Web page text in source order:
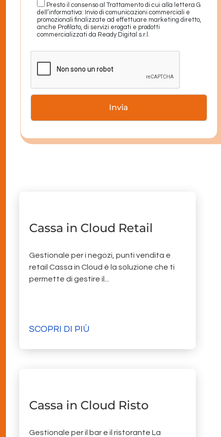
Presto il consenso al Trattamento di cui alla lettera G
dell’informativa: Invio di comunicazioni commerciali e
promozionali finalizzate ad effettuare marketing diretto,
anche Profilato, di servizi erogati e prodotti
commercializzati da Ready Digital s.r.l.
Cassa in Cloud Retail
Gestionale per i negozi, punti vendita e
retail Cassa in Cloud è la soluzione che ti
permette di gestire il...
SCOPRI DI PIÙ
Cassa in Cloud Risto
Gestionale per il bar e il ristorante La